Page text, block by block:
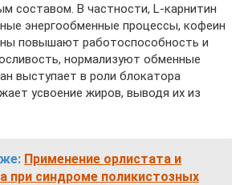
составом. В частности, L-карнитин
энергообменные процессы, кофеин
повышают работоспособность и
нормализуют обменные
выступает в роли блокатора
усвоение жиров, выводя их из
Применение орлистата и
при синдроме поликистозных